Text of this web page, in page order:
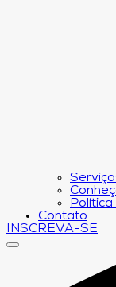
Contato
INSCREVA-SE